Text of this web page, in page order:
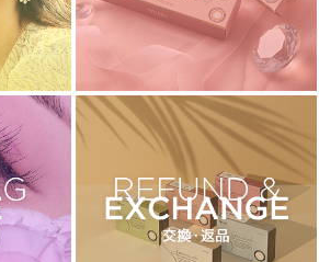
チョコ
ブラック
グリーン
乱視用